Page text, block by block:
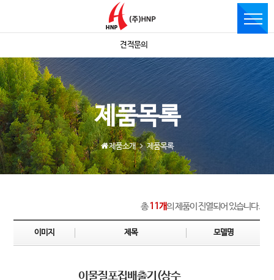
견적문의
제품목록
제품소개 제품목록
총11개의 제품이 진열되어 있습니다.
이미지 제목 모델명
이물질포집배출기(상수